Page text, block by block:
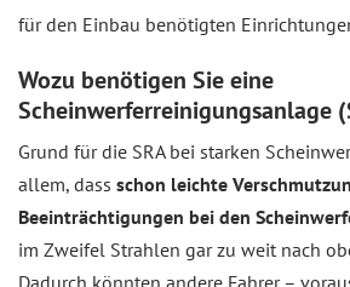
für den Einbau benötigten
Wozu benötigen Sie eine
Scheinwerferreinigungsanlage
Grund für die SRA bei starken
allem, dass schon leichte
Beeinträchtigungen bei den
im Zweifel Strahlen gar zu weit nach
Dadurch könnten andere Fahrer –